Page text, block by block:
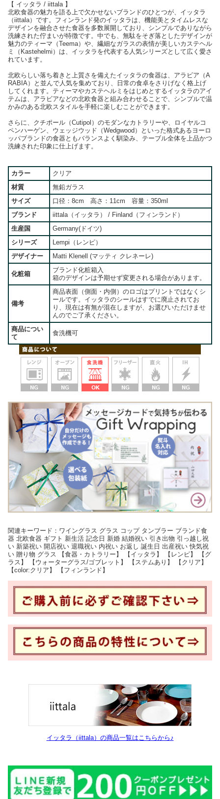
【 イッタラ / iittala 】
北欧食器の魅力を語る上で欠かせないブランドのひとつが、イッタラ
（iittala）です。フィンランド発のイッタラは、機能美とタイムレスな
デザインを融合させた食器を多数展開しており、シンプルでありながら
洗練された佇まいが特徴です。中でも、無駄をそぎ落としたデザインが
魅力のティーマ（Teema）や、繊細なガラスの表情が美しいカステヘル
ミ（Kastehelmi）は、イッタラを代表する人気シリーズとして広く愛さ
れています。
北欧らしい落ち着きと上質さを備えたイッタラの食器は、アラビア（A
RABIA）と並んで人気を集めており、日常の食卓をさりげなく格上げ
してくれます。ティーマやカステヘルミをはじめとするイッタラのアイ
テムは、アラビアなどの北欧食器と組み合わせることで、シンプルで温
かみのある北欧スタイルを手軽に楽しむことができます。
さらに、クチポール（Cutipol）のモダンなカトラリーや、ロイヤルコ
ペンハーゲン、ウェッジウッド（Wedgwood）といった格式あるヨーロ
ッパブランドの食器ともバランスよく馴染み、テーブル全体を上品かつ
洗練された印象に仕上げます。
カラー
クリア
材質
無鉛ガラス
サイズ
口径：8cm 高さ：11cm 容量：350ml
ブランド
iittala（イッタラ） / Finland（フィンランド）
生産国
Germany(ドイツ)
シリーズ
Lempi（レンピ）
デザイナー
Matti Klenell (マッティ クレネーレ)
化粧箱
ブランド化粧箱入
箱のデザインは予期せず変更される場合があります。
備考
商品表面（側面・内側）のロゴはプリントではなくシ
ールです。イッタラのシールはすでに廃止されてお
り、現在は有無が混在しますが、お選びいただけませ
んのでご了承ください。
商品につい
て
食洗機可
関連キーワード：ワイングラス グラス コップ タンブラー ブランド食
器 北欧食器 ギフト 新生活 記念日 新婚 結婚祝い 引き出物 引っ越し祝
い 新築祝い 開店祝い 退職祝い 内祝い お返し 誕生日 出産祝い 快気祝
い 贈り物 グラス 【食器・カトラリー】 【イッタラ】 【レンピ】 【グ
ラス】 【ウォーターグラス/ゴブレット】 【ステムあり】 【クリア】
【color:クリア】 【フィンランド】
イッタラ（iittala）の商品一覧はこちらから♪